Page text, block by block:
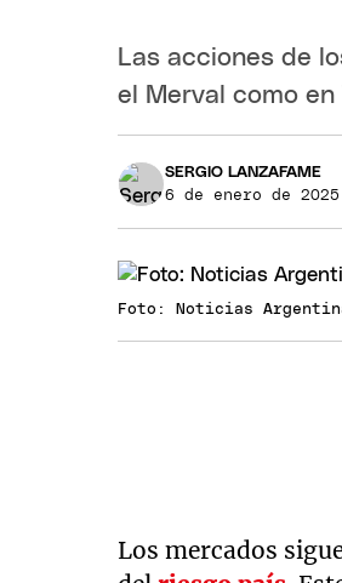
Las acciones de
el Merval como
SERGIO LANZAFAME
6 de enero de
Foto: Noticias
Los mercados